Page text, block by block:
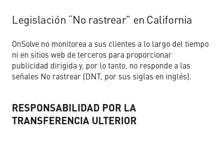
Legislación “No rastrear” en California
OnSolve no monitorea a sus clientes a lo largo del tiempo
ni en sitios web de terceros para proporcionar
publicidad dirigida y, por lo tanto, no responde a las
señales No rastrear (DNT, por sus siglas en inglés).
RESPONSABILIDAD POR LA
TRANSFERENCIA ULTERIOR